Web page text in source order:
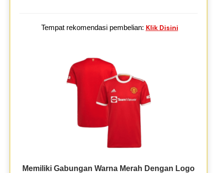
Tempat rekomendasi pembelian: Klik Disini
Memiliki Gabungan Warna Merah Dengan Logo